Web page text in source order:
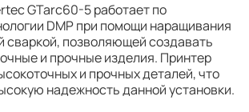
GTarc60-5 работает по
DMP при помощи наращивания
сваркой, позволяющей создавать
и прочные изделия. Принтер
и прочных деталей, что
надежность данной установки.